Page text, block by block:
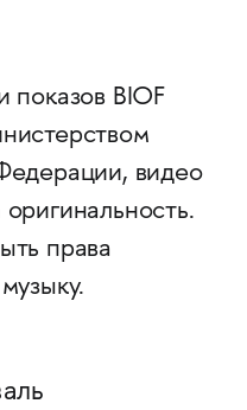
показов BIOF
видео
права